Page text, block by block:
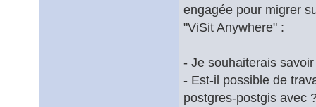
engagée pour migrer
"ViSit Anywhere" :
- Je souhaiterais
- Est-il possible de
postgres-postgis avec